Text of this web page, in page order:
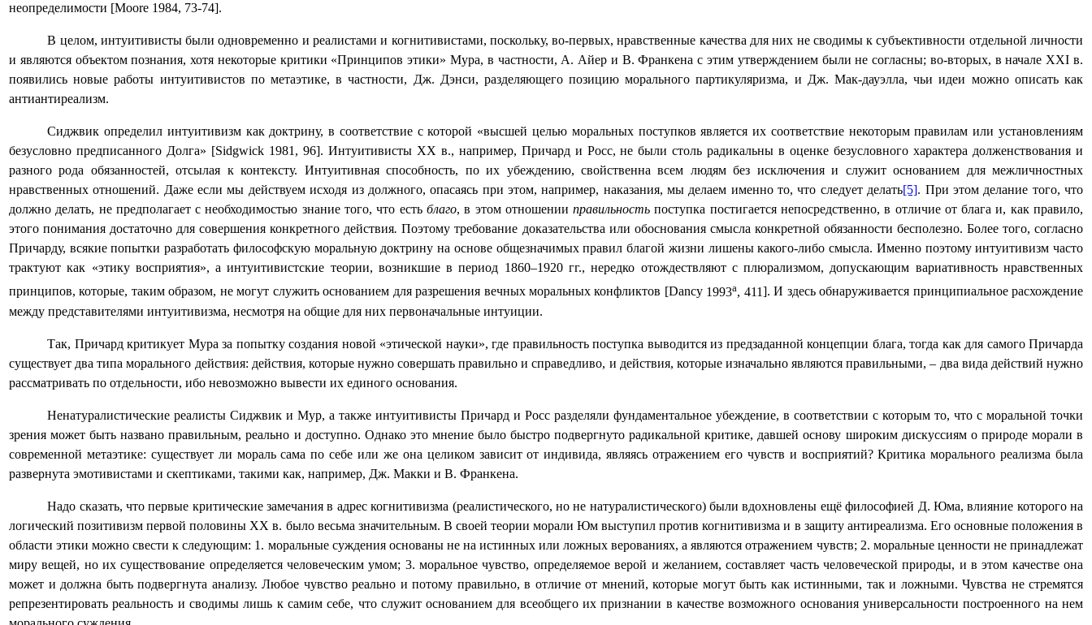
неопределимости [Moore 1984, 73-74].
В целом, интуитивисты были одновременно и реалистами и когнитивистами, поскольку, во-первых, нравственные качества для них не сводимы к субъективности отдельной личности
и являются объектом познания, хотя некоторые критики «Принципов этики» Мура, в частности, А. Айер и В. Франкена с этим утверждением были не согласны; во-вторых, в начале XXI в.
появились новые работы интуитивистов по метаэтике, в частности, Дж. Дэнси, разделяющего позицию морального партикуляризма, и Дж. Мак-дауэлла, чьи идеи можно описать как
антиантиреализм.
Сиджвик определил интуитивизм как доктрину, в соответствие с которой «высшей целью моральных поступков является их соответствие некоторым правилам или установлениям
безусловно предписанного Долга» [Sidgwick1981, 96]. Интуитивисты XX в., например, Причард и Росс, не были столь радикальны в оценке безусловного характера долженствования и
разного рода обязанностей, отсылая к контексту. Интуитивная способность, по их убеждению, свойственна всем людям без исключения и служит основанием для межличностных
нравственных отношений. Даже если мы действуем исходя из должного, опасаясь при этом, например, наказания, мы делаем именно то, что следует делать[5]. При этом делание того, что
должно делать, не предполагает с необходимостью знание того, что есть благо, в этом отношении правильностьпоступка постигается непосредственно, в отличие от блага и, как правило,
этого понимания достаточно для совершения конкретного действия.Поэтому требование доказательства или обоснования смысла конкретной обязанности бесполезно. Более того, согласно
Причарду, всякие попытки разработать философскую моральную доктрину на основе общезначимых правил благой жизни лишены какого-либо смысла. Именно поэтому интуитивизм часто
трактуют как «этику восприятия», а интуитивистские теории, возникшие в период 1860–1920 гг., нередко отождествляют с плюрализмом, допускающим вариативность нравственных
принципов, которые, таким образом, не могут служить основанием для разрешения вечных моральных конфликтов [Dancy1993а, 411]. И здесь обнаруживается принципиальное расхождение
между представителями интуитивизма, несмотря на общие для них первоначальные интуиции.
Так, Причард критикует Мура за попытку создания новой «этической науки», где правильность поступка выводится из предзаданной концепции блага, тогда как для самого Причарда
существует два типа морального действия: действия, которые нужно совершать правильно и справедливо, и действия, которые изначально являются правильными, – два вида действий нужно
рассматривать по отдельности, ибо невозможно вывести их единого основания.
Ненатуралистические реалисты Сиджвик и Мур, а также интуитивисты Причард и Росс разделяли фундаментальное убеждение, в соответствии с которым то, что с моральной точки
зрения может быть названо правильным, реально и доступно. Однако это мнение было быстро подвергнуто радикальной критике, давшей основу широким дискуссиям о природе морали в
современной метаэтике: существует ли мораль сама по себе или же она целиком зависит от индивида, являясь отражением его чувств и восприятий? Критика морального реализма была
развернута эмотивистами и скептиками, такими как, например, Дж. Макки и В. Франкена.
Надо сказать, что первые критические замечания в адрес когнитивизма (реалистического, но не натуралистического) были вдохновлены ещё философией Д. Юма, влияние которого на
логический позитивизм первой половины XX в. было весьма значительным. В своей теории морали Юм выступил против когнитивизма и в защиту антиреализма. Его основные положения в
области этики можно свести к следующим: 1. моральные суждения основаны не на истинных или ложных верованиях, а являются отражением чувств; 2. моральные ценности не принадлежат
миру вещей, но их существование определяется человеческим умом; 3. моральное чувство, определяемое верой и желанием, составляет часть человеческой природы, и в этом качестве она
может и должна быть подвергнута анализу. Любое чувство реально и потому правильно, в отличие от мнений, которые могут быть как истинными, так и ложными. Чувства не стремятся
репрезентировать реальность и сводимы лишь к самим себе, что служит основанием для всеобщего их признании в качестве возможного основания универсальности построенного на нем